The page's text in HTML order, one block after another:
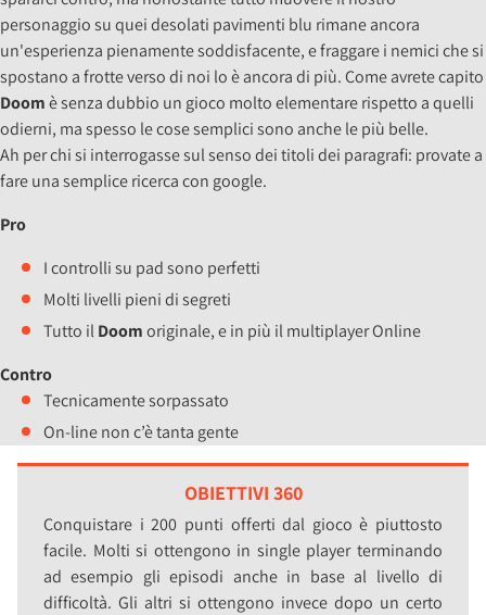
personaggio su quei desolati pavimenti blu rimane ancora
un'esperienza pienamente soddisfacente, e fraggare i nemici che si
spostano a frotte verso di noi lo è ancora di più. Come avrete capito
Doomè senza dubbio un gioco molto elementare rispetto a quelli
odierni, ma spesso le cose semplici sono anche le più belle.
Ah per chi si interrogasse sul senso dei titoli dei paragrafi: provate a
fare una semplice ricerca con google.
Pro
I controlli su pad sono perfetti
Molti livelli pieni di segreti
Tutto ilDoomoriginale, e in più il multiplayer Online
Contro
Tecnicamente sorpassato
On-line non c’è tanta gente
OBIETTIVI 360
Conquistare i 200 punti offerti dal gioco è piuttosto
facile. Molti si ottengono in single player terminando
ad esempio gli episodi anche in base al livello di
difficoltà. Gli altri si ottengono invece dopo un certo